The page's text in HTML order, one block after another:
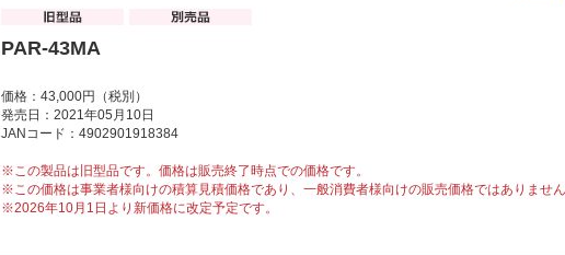
PAR-43MA
価格：43,000円（税別）
発売日：2021年05月10日
JANコード：4902901918384
※この製品は旧型品です。価格は販売終了時点での価格です。
※この価格は事業者様向けの積算見積価格であり、一般消費者様向けの販売価格ではありません
※2026年10月1日より新価格に改定予定です。